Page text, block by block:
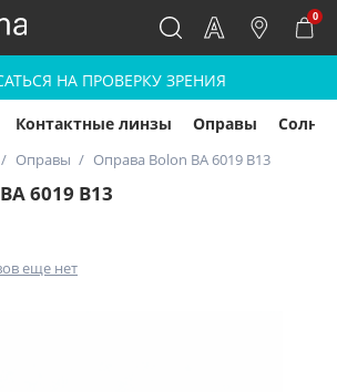
0
НА ПРОВЕРКУ ЗРЕНИЯ
Контактные линзы Оправы
Оправы Оправа Bolon BA 6019 B13
6019 B13
еще нет